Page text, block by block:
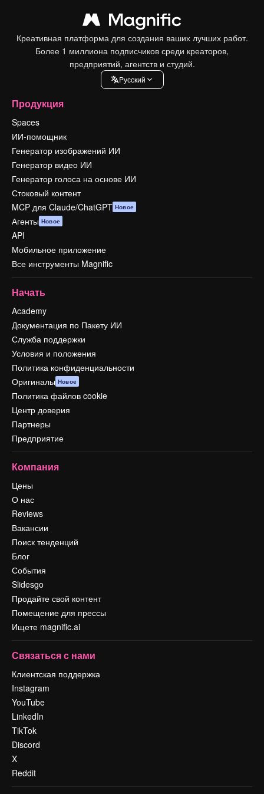
Креативная платформа для создания ваших лучших работ.
Более 1 миллиона подписчиков среди креаторов,
предприятий, агентств и студий.
Pусский
Продукция
Spaces
ИИ-помощник
Генератор изображений ИИ
Генератор видео ИИ
Генератор голоса на основе ИИ
Стоковый контент
MCP для Claude/ChatGPT Новое
Агенты Новое
API
Мобильное приложение
Все инструменты Magnific
Начать
Academy
Документация по Пакету ИИ
Служба поддержки
Условия и положения
Политика конфиденциальности
Оригиналы Новое
Политика файлов cookie
Центр доверия
Партнеры
Предприятие
Компания
Цены
О нас
Reviews
Вакансии
Поиск тенденций
Блог
События
Slidesgo
Продайте свой контент
Помещение для прессы
Ищете magnific.ai
Связаться с нами
Клиентская поддержка
Instagram
YouTube
LinkedIn
TikTok
Discord
X
Reddit